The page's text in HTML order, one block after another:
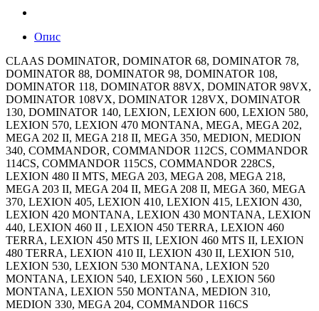
Опис
CLAAS DOMINATOR, DOMINATOR 68, DOMINATOR 78,
DOMINATOR 88, DOMINATOR 98, DOMINATOR 108,
DOMINATOR 118, DOMINATOR 88VX, DOMINATOR 98VX,
DOMINATOR 108VX, DOMINATOR 128VX, DOMINATOR
130, DOMINATOR 140, LEXION, LEXION 600, LEXION 580,
LEXION 570, LEXION 470 MONTANA, MEGA, MEGA 202,
MEGA 202 II, MEGA 218 II, MEGA 350, MEDION, MEDION
340, COMMANDOR, COMMANDOR 112CS, COMMANDOR
114CS, COMMANDOR 115CS, COMMANDOR 228CS,
LEXION 480 II MTS, MEGA 203, MEGA 208, MEGA 218,
MEGA 203 II, MEGA 204 II, MEGA 208 II, MEGA 360, MEGA
370, LEXION 405, LEXION 410, LEXION 415, LEXION 430,
LEXION 420 MONTANA, LEXION 430 MONTANA, LEXION
440, LEXION 460 II , LEXION 450 TERRA, LEXION 460
TERRA, LEXION 450 MTS II, LEXION 460 MTS II, LEXION
480 TERRA, LEXION 410 II, LEXION 430 II, LEXION 510,
LEXION 530, LEXION 530 MONTANA, LEXION 520
MONTANA, LEXION 540, LEXION 560 , LEXION 560
MONTANA, LEXION 550 MONTANA, MEDION 310,
MEDION 330, MEGA 204, COMMANDOR 116CS